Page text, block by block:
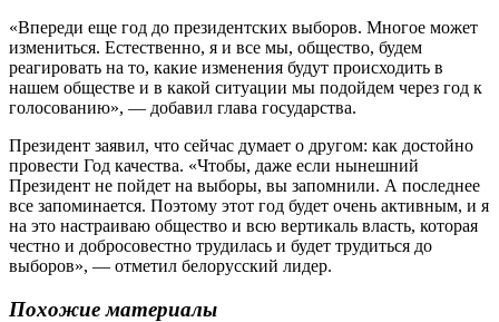
«Впереди еще год до президентских выборов. Многое может
измениться. Естественно, я и все мы, общество, будем
реагировать на то, какие изменения будут происходить в
нашем обществе и в какой ситуации мы подойдем через год к
голосованию», — добавил глава государства.
Президент заявил, что сейчас думает о другом: как достойно
провести Год качества. «Чтобы, даже если нынешний
Президент не пойдет на выборы, вы запомнили. А последнее
все запоминается. Поэтому этот год будет очень активным, и я
на это настраиваю общество и всю вертикаль власть, которая
честно и добросовестно трудилась и будет трудиться до
выборов», — отметил белорусский лидер.
Похожие материалы